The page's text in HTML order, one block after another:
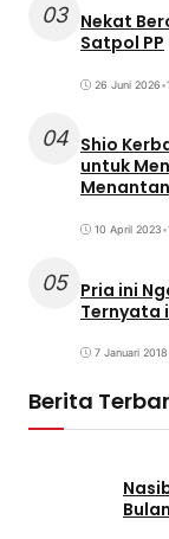
03 Nekat
Satpol PP
26 Juni 2026•
04 Shio
untuk
10 April 2023•
05 Pria ini
Ternyata
7 Januari 2018
Berita